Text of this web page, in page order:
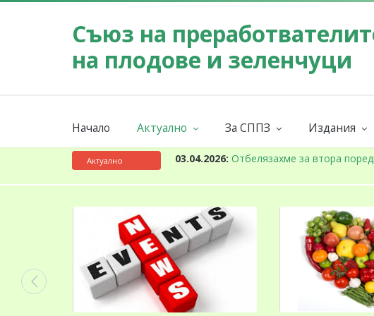
Съюз на
на плодове и зеленчуци
Начало Актуално За СППЗ Издания
Актуално 03.04.2026:Отбелязахме за втора